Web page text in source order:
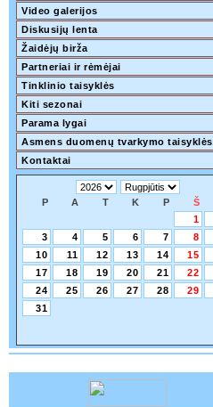
Video galerijos
Diskusijų lenta
Žaidėjų birža
Partneriai ir rėmėjai
Tinklinio taisyklės
Kiti sezonai
Parama lygai
Asmens duomenų tvarkymo taisyklės
Kontaktai
P A T K P Š
1
3
4 5 6 7 8
10
11 12 13 14 15
17
18 19 20 21 22
24
25 26 27 28 29
31